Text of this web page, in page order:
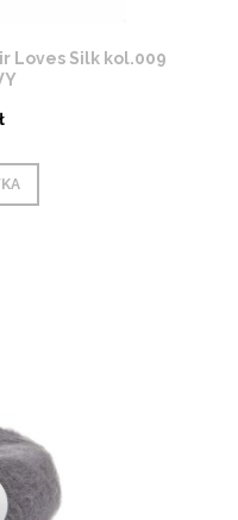
Loves Silk kol.009